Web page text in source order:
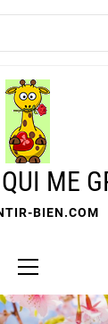
ME
BIEN.COM
Menu